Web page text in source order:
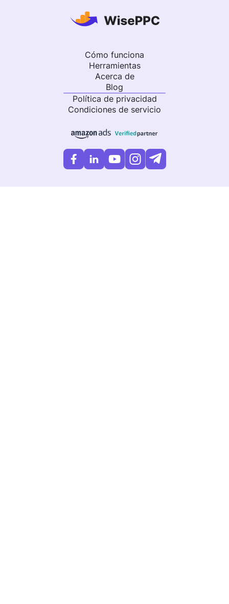
Cómo funciona
Herramientas
Acerca de
Blog
Política de privacidad
Condiciones de servicio